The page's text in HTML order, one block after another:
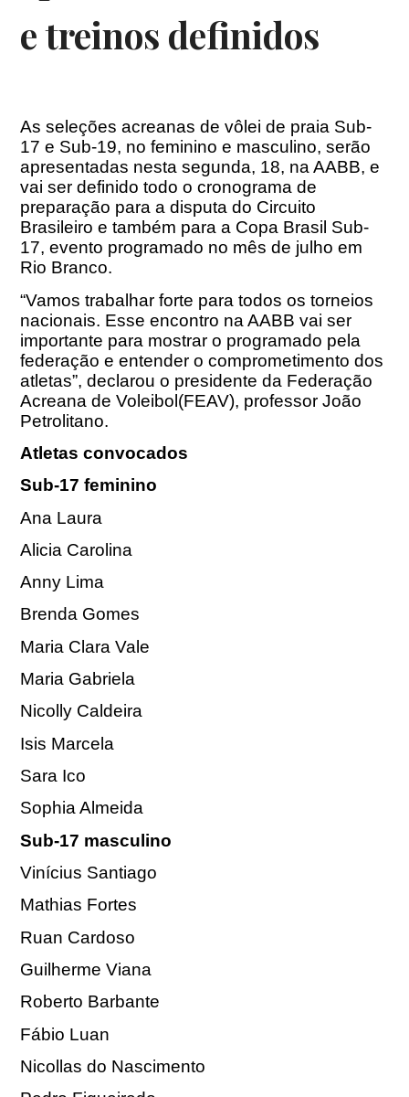
e treinos definidos
As seleções acreanas de vôlei de praia Sub-
17 e Sub-19, no feminino e masculino, serão
apresentadas nesta segunda, 18, na AABB, e
vai ser definido todo o cronograma de
preparação para a disputa do Circuito
Brasileiro e também para a Copa Brasil Sub-
17, evento programado no mês de julho em
Rio Branco.
“Vamos trabalhar forte para todos os torneios
nacionais. Esse encontro na AABB vai ser
importante para mostrar o programado pela
federação e entender o comprometimento dos
atletas”, declarou o presidente da Federação
Acreana de Voleibol(FEAV), professor João
Petrolitano.
Atletas convocados
Sub-17 feminino
Ana Laura
Alicia Carolina
Anny Lima
Brenda Gomes
Maria Clara Vale
Maria Gabriela
Nicolly Caldeira
Isis Marcela
Sara Ico
Sophia Almeida
Sub-17 masculino
Vinícius Santiago
Mathias Fortes
Ruan Cardoso
Guilherme Viana
Roberto Barbante
Fábio Luan
Nicollas do Nascimento